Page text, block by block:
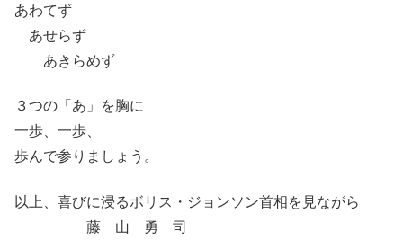
あわてず
あせらず
あきらめず
３つの「あ」を胸に
一歩、一歩、
歩んで参りましょう。
以上、喜びに浸るボリス・ジョンソン首相を見ながら
藤 山 勇 司